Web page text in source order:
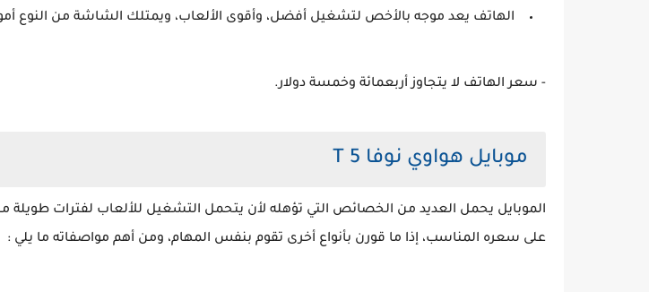
الهاتف يعد موجه بالأخص لتشغيل أفضل، وأقوى الألعاب، ويمتلك الشاشة من النوع
- سعر الهاتف لا يتجاوز أربعمائة وخمسة دولار.
موبايل هواوي نوفا 5 T
الموبايل يحمل العديد من الخصائص التي تؤهله لأن يتحمل التشغيل للألعاب لفترات طويلة
على سعره المناسب، إذا ما قورن بأنواع أخرى تقوم بنفس المهام، ومن أهم مواصفاته ما يلي :